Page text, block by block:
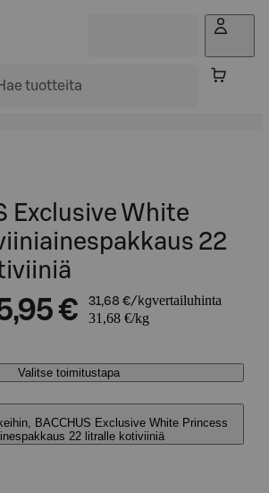
Exclusive White
22
€ 31,68 €/kgvertailuhinta
31,68 €/kg
Valitse toimitustapa
BACCHUS Exclusive White Princess
22 litralle kotiviiniä